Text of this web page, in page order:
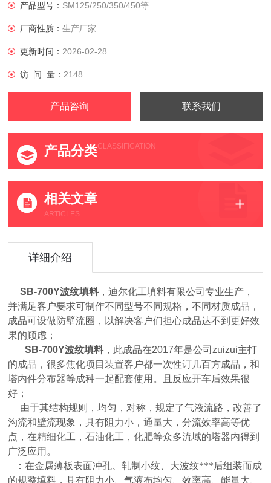
产品型号： SM125/250/350/450等
厂商性质：生产厂家
更新时间： 2026-02-28
访 问 量： 2148
产品咨询 联系我们
产品分类CLASSIFICATION
相关文章
ARTICLES
详细介绍
SB-700Y波纹填料，迪尔化工填料有限公司专业生产，
并满足客户要求可制作不同型号不同规格，不同材质成品，
成品可设做防壁流圈，以解决客户们担心成品达不到更好效
果的顾虑；
SB-700Y波纹填料，此成品在2017年是公司zuizui主打
的成品，很多焦化项目装置客户都一次性订几百方成品，和
塔内件分布器等成种一起配套使用。且反应开车后效果很
好；
由于其结构规则，均匀，对称，规定了气液流路，改善了
沟流和壁流现象，具有阻力小，通量大，分流效率高等优
点，在精细化工，石油化工，化肥等众多流域的塔器内得到
广泛应用。
：在金属薄板表面冲孔、轧制小纹、大波纹***后组装而成
的规整填料，具有阻力小、气液布均匀、效率高、能量大、